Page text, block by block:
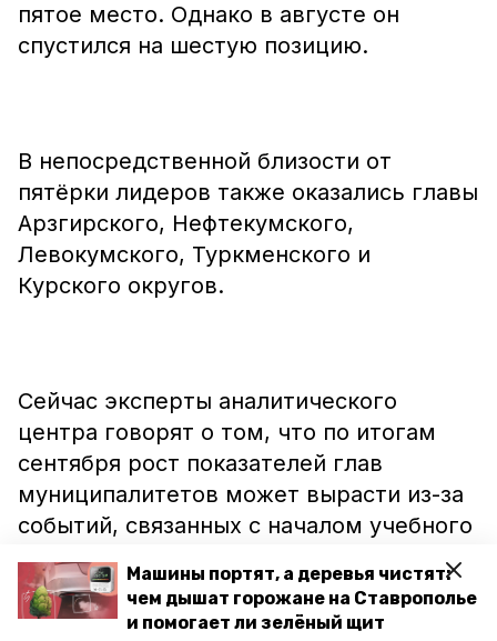
Машины портят, а деревья чистят:
чем дышат горожане на Ставрополье
и помогает ли зелёный щит
пятое место. Однако в августе он
спустился на шестую позицию.
В непосредственной близости от
пятёрки лидеров также оказались главы
Арзгирского, Нефтекумского,
Левокумского, Туркменского и
Курского округов.
Сейчас эксперты аналитического
центра говорят о том, что по итогам
сентября рост показателей глав
муниципалитетов может вырасти из-за
событий, связанных с началом учебного
года и выборной кампанией.